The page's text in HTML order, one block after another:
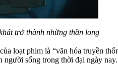
trở thành những thần long
loạt phim là “văn hóa truyền
người sống trong thời đại ngày nay.